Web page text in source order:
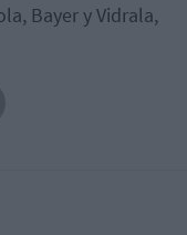
Bayer y Vidrala,